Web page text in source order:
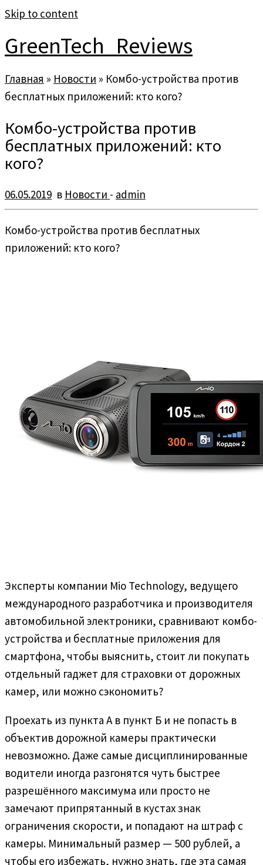
Skip to content
GreenTech_Reviews
Главная » Новости » Комбо-устройства против
бесплатных приложений: кто кого?
Комбо-устройства против
бесплатных приложений: кто
кого?
06.05.2019 в Новости - admin
Комбо-устройства против бесплатных
приложений: кто кого?
Эксперты компании Mio Technology, ведущего
международного разработчика и производителя
автомобильной электроники, сравнивают комбо-
устройства и бесплатные приложения для
смартфона, чтобы выяснить, стоит ли покупать
отдельный гаджет для страховки от дорожных
камер, или можно сэкономить?
Проехать из пункта А в пункт Б и не попасть в
объектив дорожной камеры практически
невозможно. Даже самые дисциплинированные
водители иногда разгонятся чуть быстрее
разрешённого максимума или просто не
замечают припрятанный в кустах знак
ограничения скорости, и попадают на штраф с
камеры. Минимальный размер — 500 рублей, а
чтобы его избежать, нужно знать, где эта самая